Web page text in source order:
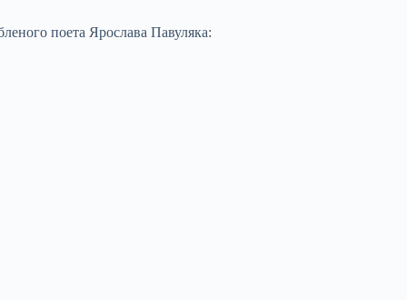
поета Ярослава Павуляка: